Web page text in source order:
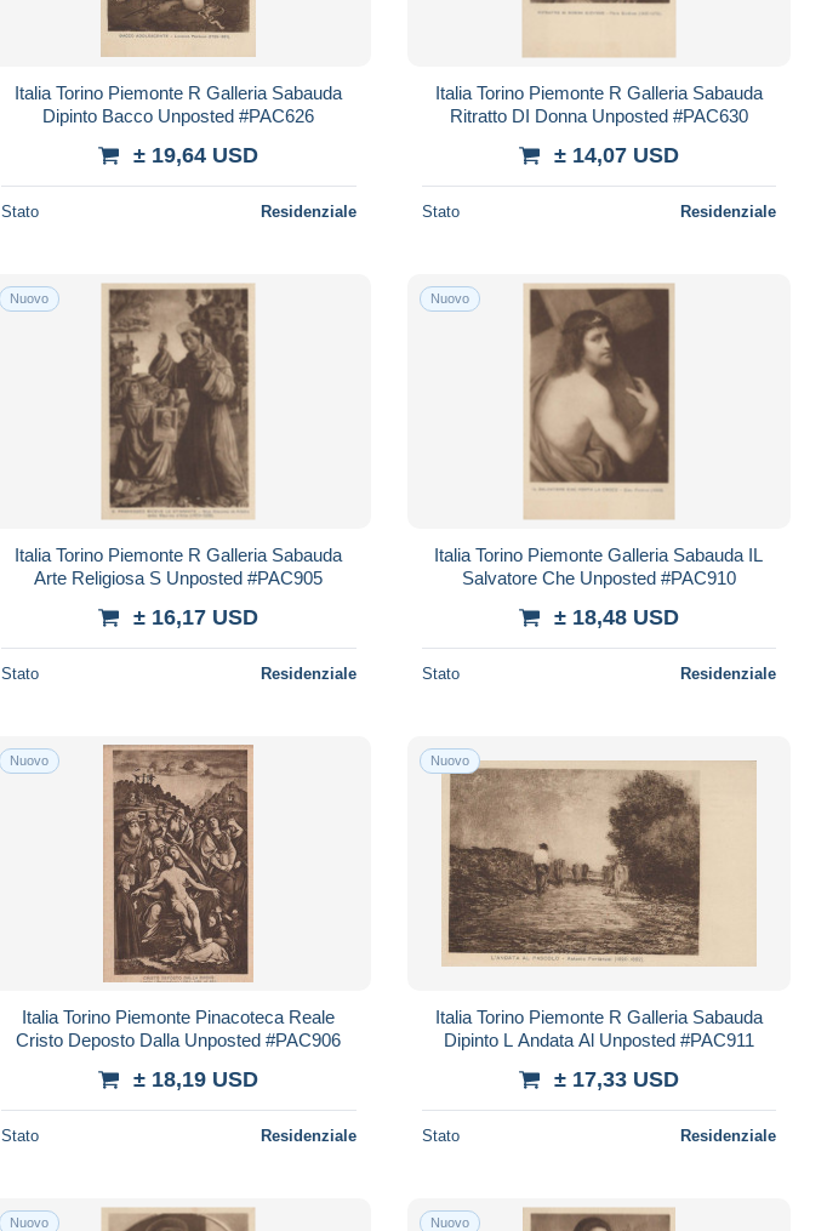
Italia Torino Piemonte R Galleria Sabauda
Dipinto Bacco Unposted #PAC626
± 19,64 USD
Stato Residenziale
Italia Torino Piemonte R Galleria Sabauda
Ritratto DI Donna Unposted #PAC630
± 14,07 USD
Stato Residenziale
Nuovo
Italia Torino Piemonte R Galleria Sabauda
Arte Religiosa S Unposted #PAC905
± 16,17 USD
Stato Residenziale
Nuovo
Italia Torino Piemonte Galleria Sabauda IL
Salvatore Che Unposted #PAC910
± 18,48 USD
Stato Residenziale
Nuovo
Italia Torino Piemonte Pinacoteca Reale
Cristo Deposto Dalla Unposted #PAC906
± 18,19 USD
Stato Residenziale
Nuovo
Italia Torino Piemonte R Galleria Sabauda
Dipinto L Andata Al Unposted #PAC911
± 17,33 USD
Stato Residenziale
Nuovo Nuovo